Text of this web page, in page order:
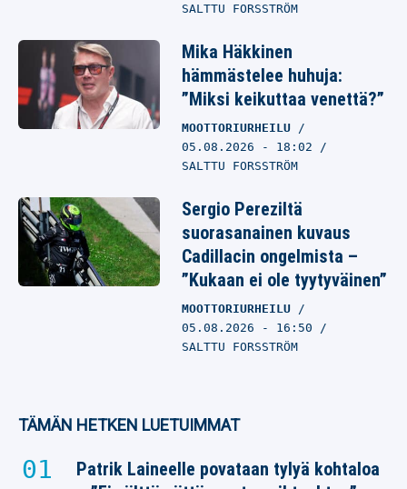
SALTTU FORSSTRÖM
Mika Häkkinen
hämmästelee huhuja:
”Miksi keikuttaa venettä?”
MOOTTORIURHEILU
05.08.2026 - 18:02
SALTTU FORSSTRÖM
Sergio Pereziltä
suorasanainen kuvaus
Cadillacin ongelmista –
”Kukaan ei ole tyytyväinen”
MOOTTORIURHEILU
05.08.2026 - 16:50
SALTTU FORSSTRÖM
TÄMÄN HETKEN LUETUIMMAT
Patrik Laineelle povataan tylyä kohtaloa